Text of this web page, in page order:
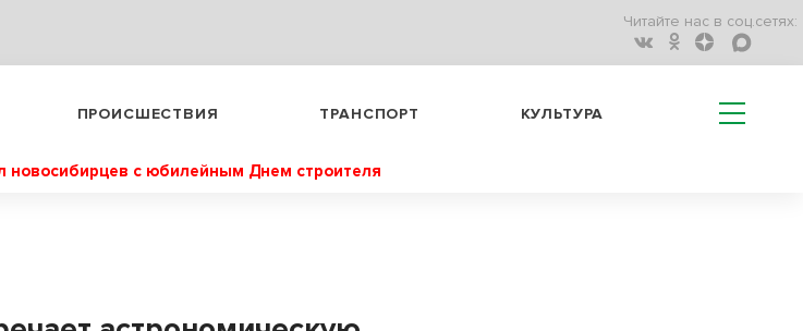
Читайте нас в соц.сетях:
ПРОИСШЕСТВИЯ ТРАНСПОРТ КУЛЬТУРА
новосибирцев с юбилейным Днем строителя